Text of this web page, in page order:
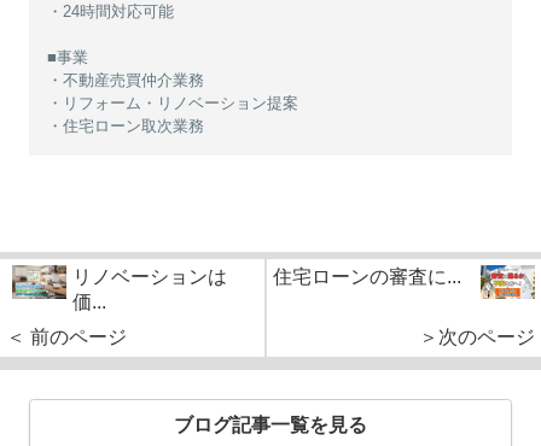
・24時間対応可能
■事業
・不動産売買仲介業務
・リフォーム・リノベーション提案
・住宅ローン取次業務
リノベーションは
価...
＜ 前のページ
住宅ローンの審査に...
＞次のページ
ブログ記事一覧を見る